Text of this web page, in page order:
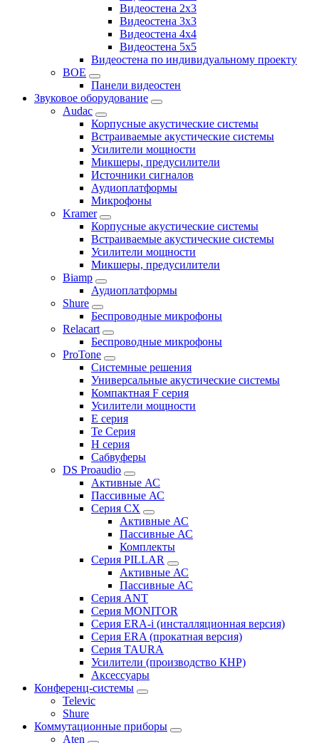
Видеостена 2x3
Видеостена 3x3
Видеостена 4x4
Видеостена 5x5
Видеостена по индивидуальному проекту
BOE
Панели видеостен
Звуковое оборудование
Audac
Корпусные акустические системы
Встраиваемые акустические системы
Усилители мощности
Микшеры, предусилители
Источники сигналов
Аудиоплатформы
Микрофоны
Kramer
Корпусные акустические системы
Встраиваемые акустические системы
Усилители мощности
Микшеры, предусилители
Biamp
Аудиоплатформы
Shure
Беспроводные микрофоны
Relacart
Беспроводные микрофоны
ProTone
Системные решения
Универсальные акустические системы
Компактная F серия
Усилители мощности
E серия
Te Серия
H серия
Сабвуферы
DS Proaudio
Активные АС
Пассивные АС
Серия CX
Активные АС
Пассивные АС
Комплекты
Серия PILLAR
Активные АС
Пассивные АС
Серия ANT
Серия MONITOR
Серия ERA-i (инсталляционная версия)
Серия ERA (прокатная версия)
Серия TAURA
Усилители (производство КНР)
Аксессуары
Конференц-системы
Televic
Shure
Коммутационные приборы
Aten